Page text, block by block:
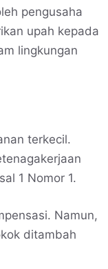
pengusaha
upah kepada
lingkungan
terkecil.
1 Nomor 1.
Namun,
ditambah